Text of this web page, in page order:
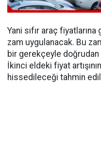
Yani sıfır araç
zam uygulanacak. Bu
bir gerekçeyle doğrudan
İkinci eldeki fiyat
hissedileceği tahmin